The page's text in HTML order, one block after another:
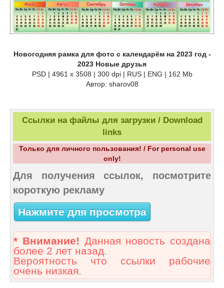
Новогодняя рамка для фото с календарём на 2023 год -
2023 Новые друзья
PSD | 4961 х 3508 | 300 dpi | RUS | ENG | 162 Mb
Автор: sharov08
Ссылки на файлы для загрузки / Download
links
Только для личного пользования! / For personal use
only!
Для получения ссылок, посмотрите
короткую рекламу
Нажмите для просмотра
* Внимание! Данная новость создана
более 2 лет назад.
Вероятность что ссылки рабочие
очень низкая.